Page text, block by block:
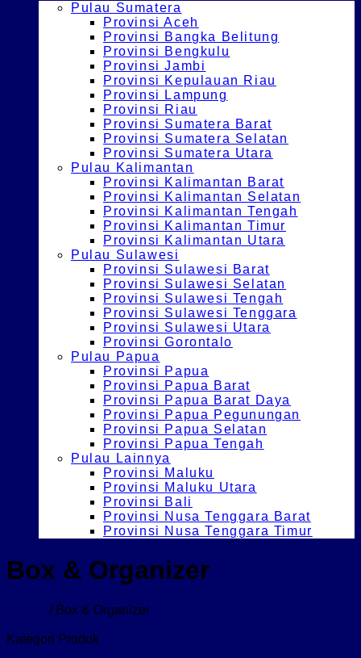
Pulau Sumatera
Provinsi Aceh
Provinsi Bangka Belitung
Provinsi Bengkulu
Provinsi Jambi
Provinsi Kepulauan Riau
Provinsi Lampung
Provinsi Riau
Provinsi Sumatera Barat
Provinsi Sumatera Selatan
Provinsi Sumatera Utara
Pulau Kalimantan
Provinsi Kalimantan Barat
Provinsi Kalimantan Selatan
Provinsi Kalimantan Tengah
Provinsi Kalimantan Timur
Provinsi Kalimantan Utara
Pulau Sulawesi
Provinsi Sulawesi Barat
Provinsi Sulawesi Selatan
Provinsi Sulawesi Tengah
Provinsi Sulawesi Tenggara
Provinsi Sulawesi Utara
Provinsi Gorontalo
Pulau Papua
Provinsi Papua
Provinsi Papua Barat
Provinsi Papua Barat Daya
Provinsi Papua Pegunungan
Provinsi Papua Selatan
Provinsi Papua Tengah
Pulau Lainnya
Provinsi Maluku
Provinsi Maluku Utara
Provinsi Bali
Provinsi Nusa Tenggara Barat
Provinsi Nusa Tenggara Timur
Box & Organizer
/Box & Organizer
Kategori Produk